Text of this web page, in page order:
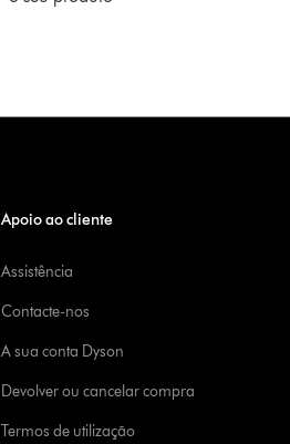
Apoio ao cliente
Assistência
Contacte-nos
A sua conta Dyson
Devolver ou cancelar compra
Termos de utilização